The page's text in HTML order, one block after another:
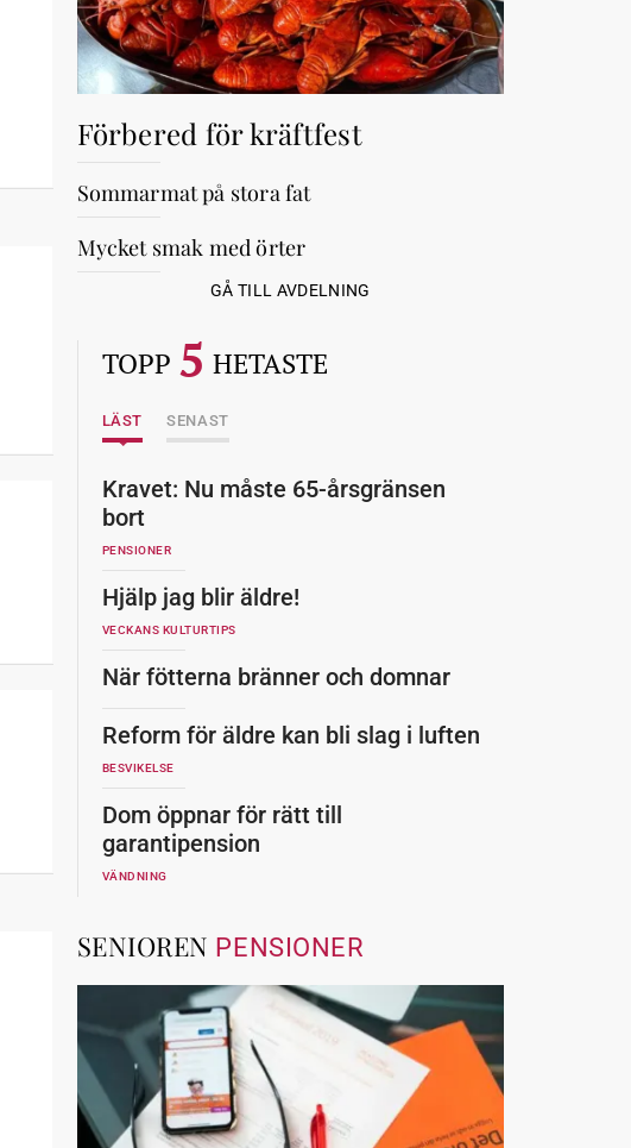
Förbered för kräftfest
Sommarmat på stora fat
Mycket smak med örter
GÅ TILL AVDELNING
TOPP 5 HETASTE
LÄST SENAST
Kravet: Nu måste 65-årsgränsen
bort
PENSIONER
Hjälp jag blir äldre!
VECKANS KULTURTIPS
När fötterna bränner och domnar
Reform för äldre kan bli slag i luften
BESVIKELSE
Dom öppnar för rätt till
garantipension
VÄNDNING
SENIOREN PENSIONER